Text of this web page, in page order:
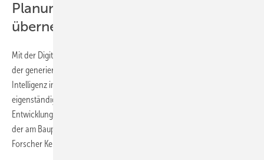
Planung langfristig eigenständig
übernehmen
Mit der Digitalisierungsvariante „Computation“ steigt auch der Wert
der generierten Daten, besonders wenn gleichzeitig auch Künstliche
Intelligenz im Spiel ist. Langfristig könne KI Teile der Planung
eigenständig übernehmen. Damit verbessern sich auch die
Entwicklungschancen derjenigen Unternehmen, bei denen die Daten
der am Bauprozess Beteiligten gespeichert werden, erklärt KI-
Forscher Kersting.